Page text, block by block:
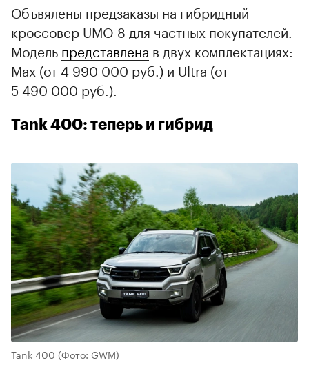
Объвялены предзаказы на гибридный
кроссовер UMO 8 для частных покупателей.
Модель представлена в двух комплектациях:
Max (от 4 990 000 руб.) и Ultra (от
5 490 000 руб.).
Tank 400: теперь и гибрид
Tank 400 (Фото: GWM)